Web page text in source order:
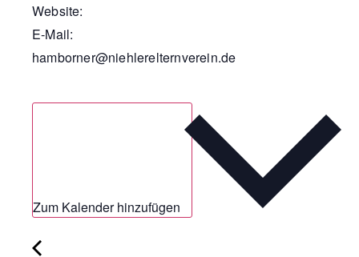
Website:
E-Mail:
hamborner@niehlerelternverein.de
Zum Kalender hinzufügen